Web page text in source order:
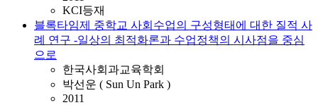
KCI등재
블록타임제 중학교 사회수업의 구성형태에 대한 질적 사
례 연구 -일상의 최적화론과 수업정책의 시사점을 중심
으로
한국사회과교육학회
박선운 ( Sun Un Park )
2011